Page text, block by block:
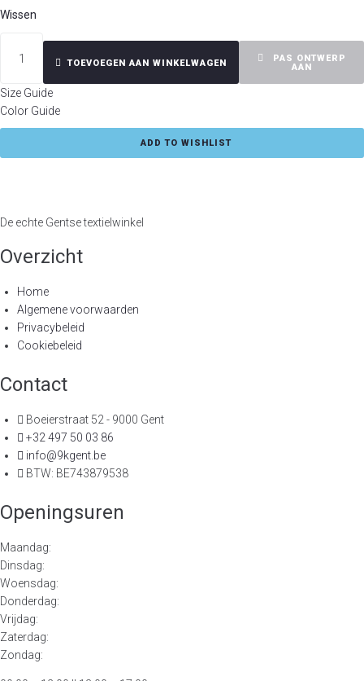
Wissen
Shirt
aantal
TOEVOEGEN AAN WINKELWAGEN
PAS ONTWERP
AAN
Size Guide
Color Guide
ADD TO WISHLIST
De echte Gentse textielwinkel
Overzicht
Home
Algemene voorwaarden
Privacybeleid
Cookiebeleid
Contact
Boeierstraat 52 - 9000 Gent
+32 497 50 03 86
info@9kgent.be
BTW: BE743879538
Openingsuren
Maandag:
Dinsdag:
Woensdag:
Donderdag:
Vrijdag:
Zaterdag:
Zondag: